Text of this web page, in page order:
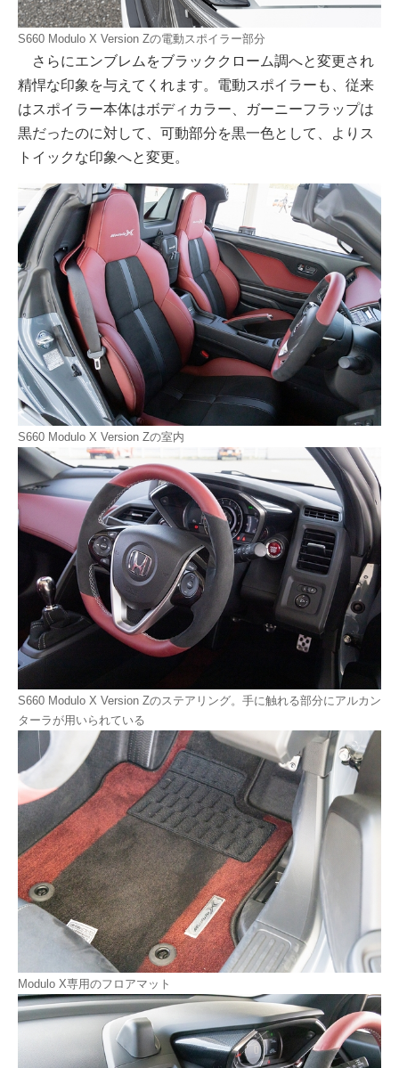
S660 Modulo X Version Zの電動スポイラー部分
さらにエンブレムをブラッククローム調へと変更され
精悍な印象を与えてくれます。電動スポイラーも、従来
はスポイラー本体はボディカラー、ガーニーフラップは
黒だったのに対して、可動部分を黒一色として、よりス
トイックな印象へと変更。
S660 Modulo X Version Zの室内
S660 Modulo X Version Zのステアリング。手に触れる部分にアルカン
ターラが用いられている
Modulo X専用のフロアマット